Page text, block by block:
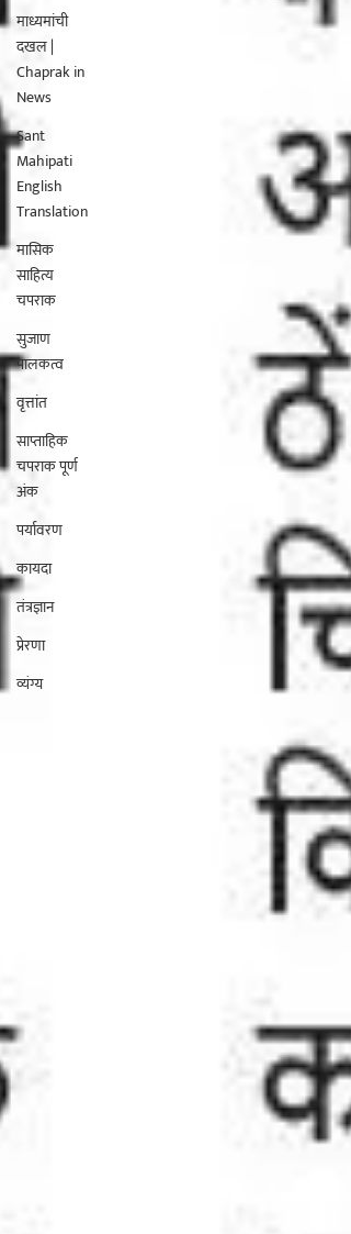
माध्यमांची
दखल |
Chaprak in
News
Sant
Mahipati
English
Translation
मासिक
साहित्य
चपराक
सुजाण
पालकत्व
वृत्तांत
साप्ताहिक
चपराक पूर्ण
अंक
पर्यावरण
कायदा
तंत्रज्ञान
प्रेरणा
व्यंग्य